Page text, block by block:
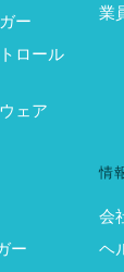
ー
ロール
ェア
業
ー
情
会
ヘ